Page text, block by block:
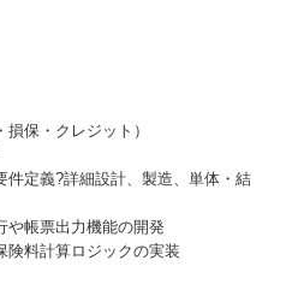
保・クレジット）
定義?詳細設計、製造、単体・結
や帳票出力機能の開発
険料計算ロジックの実装